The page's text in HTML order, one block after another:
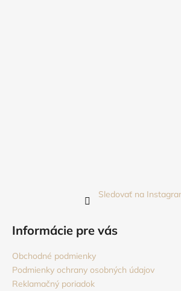
Sledovať na
Informácie pre vás
Obchodné podmienky
Podmienky ochrany osobných údajov
Reklamačný poriadok